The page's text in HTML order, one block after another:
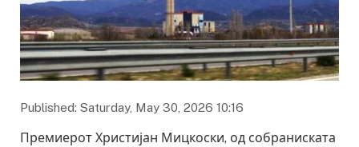
Published: Saturday, May 30, 2026 10:16
Премиерот Христијан Мицкоски, од собраниската